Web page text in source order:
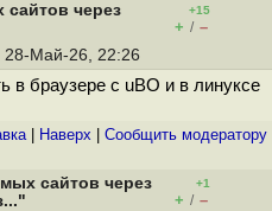
через
+15
+ / –
28-Май-26, 22:26
в браузере с uBO и в линуксе
| Наверх Cообщить модератору
сайтов через
+1
+ / –